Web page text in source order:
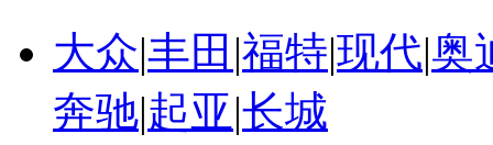
大众|丰田 |福特|现代|奥
奔驰|起亚|长城